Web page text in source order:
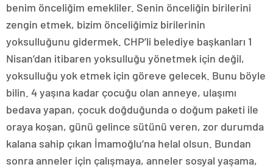
benim önceliğim emekliler. Senin önceliğin birilerini
zengin etmek, bizim önceliğimiz birilerinin
yoksulluğunu gidermek. CHP’li belediye başkanları 1
Nisan’dan itibaren yoksulluğu yönetmek için değil,
yoksulluğu yok etmek için göreve gelecek. Bunu böyle
bilin. 4 yaşına kadar çocuğu olan anneye, ulaşımı
bedava yapan, çocuk doğduğunda o doğum paketi ile
oraya koşan, günü gelince sütünü veren, zor durumda
kalana sahip çıkan İmamoğlu’na helal olsun. Bundan
sonra anneler için çalışmaya, anneler sosyal yaşama,